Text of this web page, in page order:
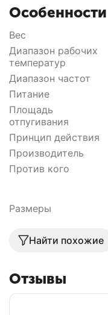
Особенности
Вес
Диапазон рабочих
температур
Диапазон частот
Питание
Площадь
отпугивания
Принцип действия
Производитель
Против кого
Размеры
Найти похожие
Отзывы